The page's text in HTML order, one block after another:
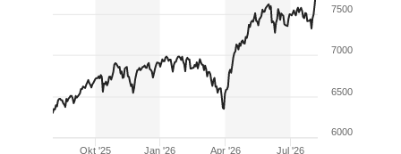
Okt '25 Jan '26 Apr '26 Jul '26
6000
6500
7000
7500